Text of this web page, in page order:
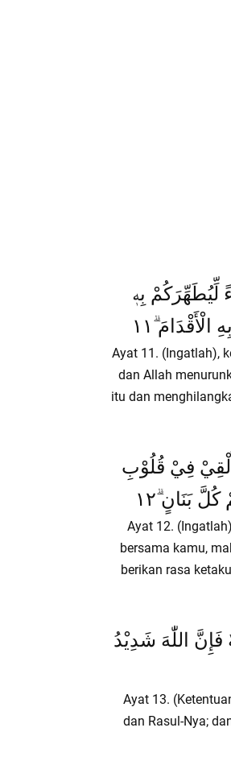
لِّيُطَهِّرَكُمْ بِهٖ
ۗ١١
Ayat 11. (Ingatlah),
dan Allah
itu dan
فِيْ قُلُوْبِ
بَنَانٍ ۗ١٢
Ayat 12.
bersama kamu,
berikan rasa
اللّٰهَ شَدِيْدُ
Ayat 13.
dan Rasul-Nya;